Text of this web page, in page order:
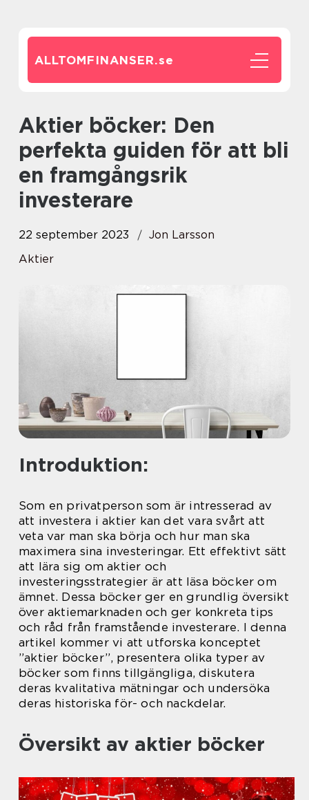
ALLTOMFINANSER.se
Aktier böcker: Den
perfekta guiden för att bli
en framgångsrik
investerare
22 september 2023
Jon Larsson
Aktier
Introduktion:
Som en privatperson som är intresserad av
att investera i aktier kan det vara svårt att
veta var man ska börja och hur man ska
maximera sina investeringar. Ett effektivt sätt
att lära sig om aktier och
investeringsstrategier är att läsa böcker om
ämnet. Dessa böcker ger en grundlig översikt
över aktiemarknaden och ger konkreta tips
och råd från framstående investerare. I denna
artikel kommer vi att utforska konceptet
”aktier böcker”, presentera olika typer av
böcker som finns tillgängliga, diskutera
deras kvalitativa mätningar och undersöka
deras historiska för- och nackdelar.
Översikt av aktier böcker